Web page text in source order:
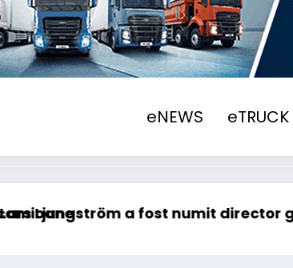
eNEWS eTRUCK
general (CFO) pentru cellcentric
IVECO Strator se întoarce